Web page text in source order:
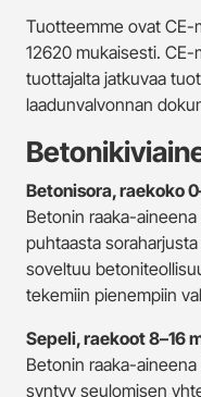
Tuotteemme ovat CE-
12620 mukaisesti.
tuottajalta jatkuvaa
laadunvalvonnan
Betonisora, raekoko
Betonin raaka-
puhtaasta
soveltuu
tekemiin pienempiin
Sepeli, raekoot 8–16
Betonin raaka-
syntyy seulomisen